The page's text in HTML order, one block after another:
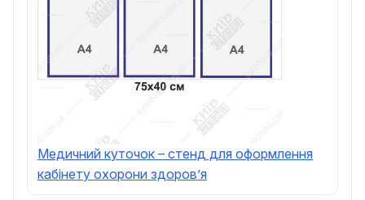
Медичний куточок – стенд для оформлення
кабінету охорони здоров’я